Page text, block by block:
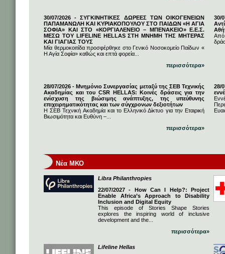
30/07/2026 - ΣΥΓΚΙΝΗΤΙΚΕΣ ΔΩΡΕΕΣ ΤΩΝ ΟΙΚΟΓΕΝΕΙΩΝ
ΠΑΠΑΜΑΝΩΛΗ ΚΑΙ ΚΥΡΙΑΚΟΠΟΥΛΟΥ ΣΤΟ ΠΑΙΔΩΝ «Η ΑΓΙΑ
ΣΟΦΙΑ» ΚΑΙ ΣΤΟ «ΚΟΡΓΙΑΛΕΝΕΙΟ – ΜΠΕΝΑΚΕΙΟ» Ε.Ε.Σ.
ΜΕΣΩ ΤΟΥ LIFELINE HELLAS ΣΤΗ ΜΝΗΜΗ ΤΗΣ ΜΗΤΕΡΑΣ
ΚΑΙ ΓΙΑΓΙΑΣ ΤΟΥΣ
Μία θερμοκοιτίδα προσφέρθηκε στο Γενικό Νοσοκομείο Παίδων «
Η Αγία Σοφία» καθώς και επτά φορεία...
περισσότερα»
30/
Από
28/07/2026 - Μνημόνιο Συνεργασίας μεταξύ της ΣΕΒ Τεχνικής
Ακαδημίας και του CSR HELLAS: Κοινές δράσεις για την
ενίσχυση της βιώσιμης ανάπτυξης, της υπεύθυνης
επιχειρηματικότητας και των σύγχρονων δεξιοτήτων
Η ΣΕΒ Τεχνική Ακαδημία και το Ελληνικό Δίκτυο για την Εταιρική
Βιωσιμότητα και Ευθύνη –...
περισσότερα»
28/
Νέα ΜΚΟ
Libra Philanthropies
22/07/2027 - How Can I Help?: Project
Enable Africa’s Approach to Disability
Inclusion and Digital Equity
This episode of Stories Shape Stories
explores the inspiring world of inclusive
development and the...
περισσότερα»
Lifeline Hellas